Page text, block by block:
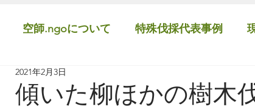
空師.ngoについて 特殊伐採代表事例
傾いた柳ほかの樹木
2021年2月3日